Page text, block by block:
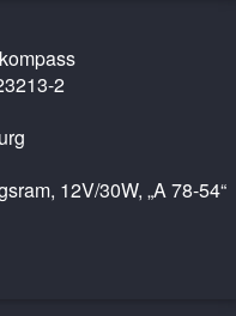
2
12V/30W, „A 78-54“